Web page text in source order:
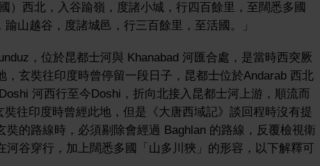
）西北，入谷踰嶺，度諸小城，行四百餘里，至闊悉多國
山越谷，度諸城邑，行三百餘里，至活國。」
，位於昆都士河與 Khanabad 河匯合處，是當時西突厥
玄奘往印度時曾停留一段日子，昆都士位於Andarab 西北
河西行至今Doshi，折向北接入昆都士河上游，順流而
往印度時曾經此地，但是《大唐西域記》談回程時沒有提
的路線時，必須剔除會經過 Baghlan 的路線，反覆檢視衛
河谷穿行，加上闊悉多國「山多川狹」的形容，以下解釋可